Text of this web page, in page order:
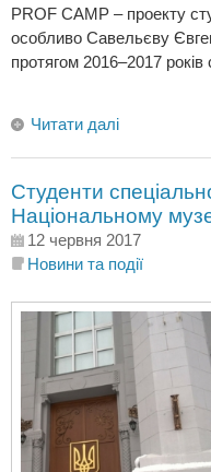
PROF CAMP – проекту
особливо Савельєву
протягом 2016–2017 років
Читати далі
Студенти
Національному
12 червня 2017
Новини та події